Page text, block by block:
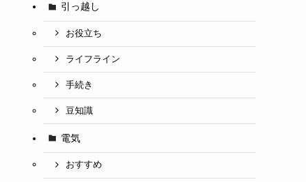
引っ越し
お役立ち
ライフライン
手続き
豆知識
電気
おすすめ